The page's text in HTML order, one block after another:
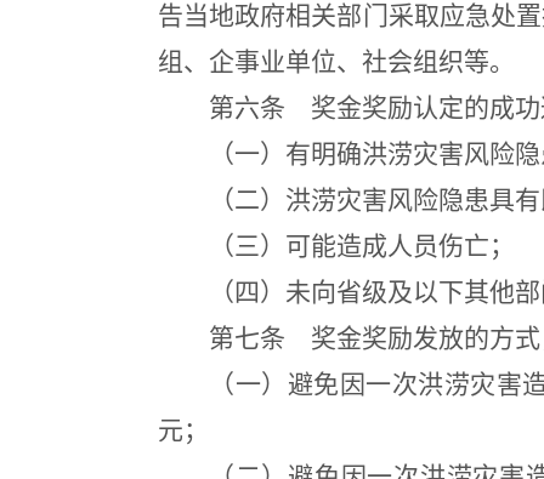
告当地政府相关部门采取应急处
组、企事业单位、社会组织等。
第六条 奖金奖励认定的成功
（一）有明确洪涝灾害风险
（二）洪涝灾害风险隐患具
（三）可能造成人员伤亡；
（四）未向省级及以下其他
第七条 奖金奖励发放的方式
（一）避免因一次洪涝灾
元；